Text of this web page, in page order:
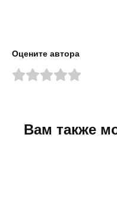
Оцените автора
Вам также